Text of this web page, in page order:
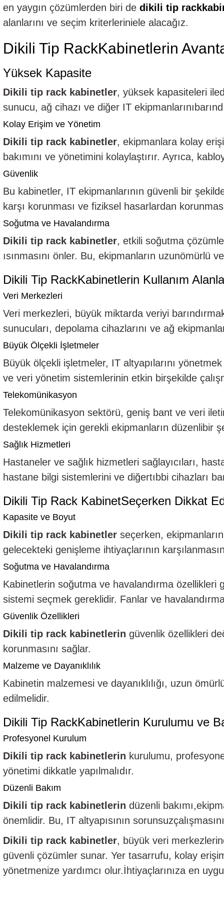
Kurumsal Sistem Çözümleri
en yaygın çözümlerden biri de dikili tip
alanlarını ve seçim kriterleriniele alacağız.
Dikili Tip RackKabinetlerin
Yüksek Kapasite
Dikili tip rack kabinetler, yüksek kapasiteleri
sunucu, ağ cihazı ve diğer IT
Kolay Erişim ve Yönetim
Dikili tip rack kabinetler, ekipmanlara kolay
bakımını ve yönetimini kolaylaştırır. Ayrıca,
Güvenlik
Bu kabinetler, IT ekipmanlarının güvenli bir
karşı korunması ve fiziksel hasarlardan
Soğutma ve Havalandırma
Dikili tip rack kabinetler, etkili soğutma
ısınmasını önler. Bu, ekipmanların uzunömürlü
Dikili Tip RackKabinetlerin Kullanım
Veri Merkezleri
Veri merkezleri, büyük miktarda veriyi
sunucuları, depolama cihazlarını ve ağ
Büyük Ölçekli İşletmeler
Büyük ölçekli işletmeler, IT altyapılarını
ve veri yönetim sistemlerinin etkin birşekilde
Telekomünikasyon
Telekomünikasyon sektörü, geniş bant ve veri
desteklemek için gerekli ekipmanların düzenlibir
Sağlık Hizmetleri
Hastaneler ve sağlık hizmetleri sağlayıcıları,
hastane bilgi sistemlerini ve diğertıbbi cihazları
Dikili Tip Rack KabinetSeçerken Dikkat
Kapasite ve Boyut
Dikili tip rack kabinetler seçerken,
gelecekteki genişleme ihtiyaçlarının
Soğutma ve Havalandırma
Kabinetlerin soğutma ve havalandırma özellikleri
sistemi seçmek gereklidir. Fanlar ve
Güvenlik Özellikleri
Dikili tip rack kabinetlerin güvenlik özellikleri
korunmasını sağlar.
Malzeme ve Dayanıklılık
Kabinetin malzemesi ve dayanıklılığı, uzun
edilmelidir.
Dikili Tip RackKabinetlerin Kurulumu ve
Profesyonel Kurulum
Dikili tip rack kabinetlerin kurulumu,
yönetimi dikkatle yapılmalıdır.
Düzenli Bakım
Dikili tip rack kabinetlerin düzenli
önemlidir. Bu, IT altyapısının
Dikili tip rack kabinetler, büyük veri
güvenli çözümler sunar. Yer tasarrufu, kolay
yönetmenize yardımcı olur.İhtiyaçlarınıza en